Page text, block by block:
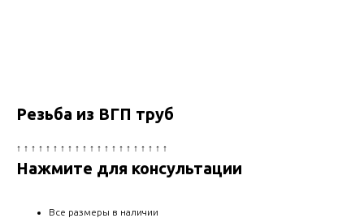
Резьба из ВГП труб
↑ ↑ ↑ ↑ ↑ ↑ ↑ ↑ ↑ ↑ ↑ ↑ ↑ ↑ ↑ ↑ ↑ ↑ ↑ ↑ ↑
Нажмите для консультации
Все размеры в наличии